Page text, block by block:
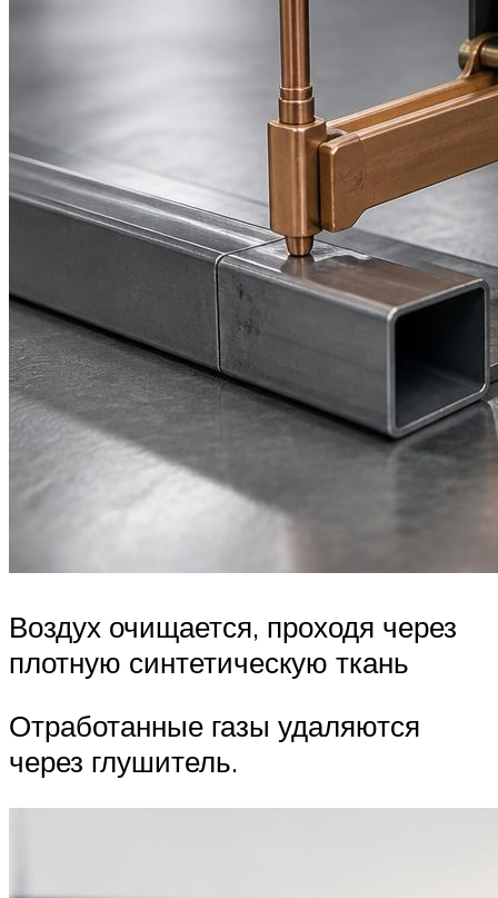
Воздух очищается, проходя через
плотную синтетическую ткань
Отработанные газы удаляются
через глушитель.